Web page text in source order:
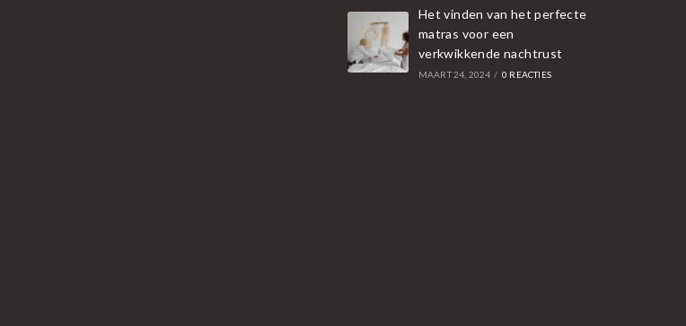
Het vinden van het perfecte
matras voor een
verkwikkende nachtrust
MAART 24, 2024 / 0 REACTIES